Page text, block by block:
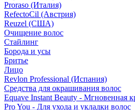
Proraso (Италия)
RefectoCil (Австрия)
Reuzel (США)
Очищение волос
Стайлинг
Борода и усы
Бритье
Лицо
Revlon Professional (Испания)
Средства для окрашивания волос
Equave Instant Beauty - Мгновенная
Pro You - Для ухода и укладки волос